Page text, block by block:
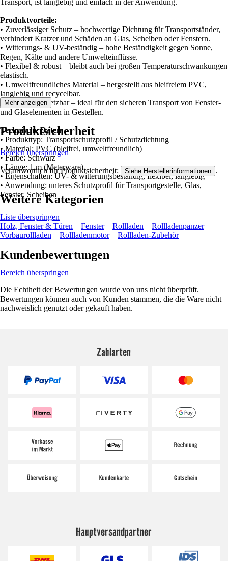
Transport, ist langlebig und einfach in der Anwendung.
Produktvorteile:
• Zuverlässiger Schutz – hochwertige Dichtung für Transportständer,
verhindert Kratzer und Schäden an Glas, Scheiben oder Fenstern.
• Witterungs- & UV-beständig – hohe Beständigkeit gegen Sonne,
Regen, Kälte und andere Umwelteinflüsse.
• Flexibel & robust – bleibt auch bei großen Temperaturschwankungen
elastisch.
• Umweltfreundliches Material – hergestellt aus bleifreiem PVC,
langlebig und recycelbar.
• Vielseitig einsetzbar – ideal für den sicheren Transport von Fenster-
und Glaselementen in Gestellen.
Technische Daten:
• Produkttyp: Transportschutzprofil / Schutzdichtung
• Material: PVC (bleifrei, umweltfreundlich)
• Farbe: Schwarz
• Länge: 1 m (Meterware)
• Eigenschaften: UV- & witterungsbeständig, flexibel, langlebig
• Anwendung: unteres Schutzprofil für Transportgestelle, Glas,
Fenster, Scheiben
Mehr anzeigen
Produktsicherheit
Bereich überspringen
Verantwortlich für Produktsicherheit: Siehe Herstellerinformationen .
Weitere Kategorien
Liste überspringen
Holz, Fenster & Türen
Fenster Rollladen
Rollladenpanzer
Vorbaurollladen
Rollladenmotor Rollladen-Zubehör
Kundenbewertungen
Bereich überspringen
Die Echtheit der Bewertungen wurde von uns nicht überprüft.
Bewertungen können auch von Kunden stammen, die die Ware nicht
nachweislich genutzt oder gekauft haben.
Zahlarten
Hauptversandpartner